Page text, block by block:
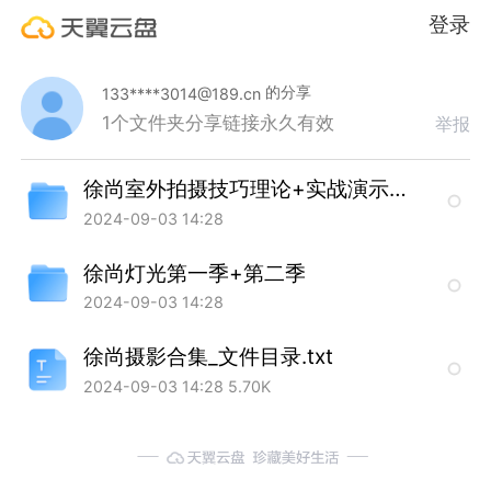
登录
133****3014@189.cn 的分享
1个文件夹分享链接永久有效 举报
徐尚室外拍摄技巧理论+实战演示案例2022
2024-09-03 14:28
徐尚灯光第一季+第二季
2024-09-03 14:28
徐尚摄影合集_文件目录.txt
2024-09-03 14:28 5.70K